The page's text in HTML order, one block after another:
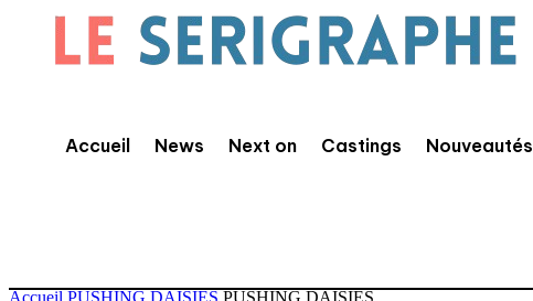
Accueil News Next on Castings Nouveautés